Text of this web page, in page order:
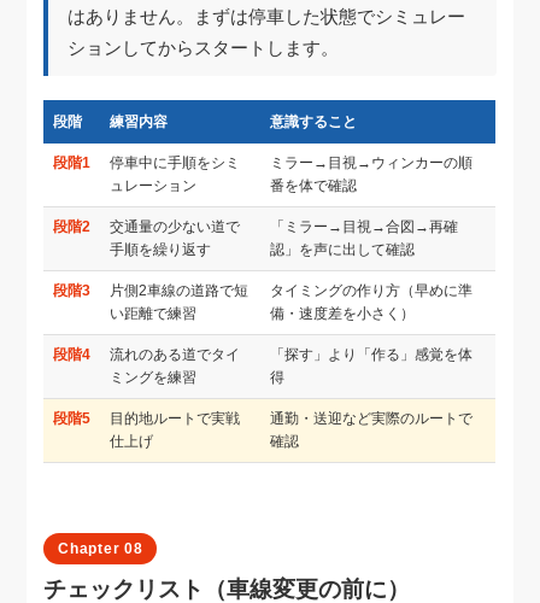
はありません。まずは停車した状態でシミュレー
ションしてからスタートします。
段階 練習内容 意識すること
段階1
停車中に手順をシミ
ュレーション
ミラー→目視→ウィンカーの順
番を体で確認
段階2
交通量の少ない道で
手順を繰り返す
「ミラー→目視→合図→再確
認」を声に出して確認
段階3
片側2車線の道路で短
い距離で練習
タイミングの作り方（早めに準
備・速度差を小さく）
段階4
流れのある道でタイ
ミングを練習
「探す」より「作る」感覚を体
得
段階5
目的地ルートで実戦
仕上げ
通勤・送迎など実際のルートで
確認
Chapter 08
チェックリスト（車線変更の前に）